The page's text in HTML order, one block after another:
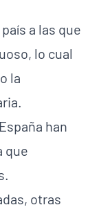
a las que
lo cual
la
han
que
otras